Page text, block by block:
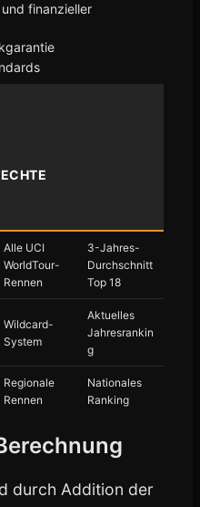
finanzieller
Alle UCI
WorldTour-
Rennen
3-Jahres-
Durchschnitt
Top 18
Wildcard-
System
Aktuelles
Jahresrankin
g
Regionale
Rennen
Nationales
Ranking
durch Addition der